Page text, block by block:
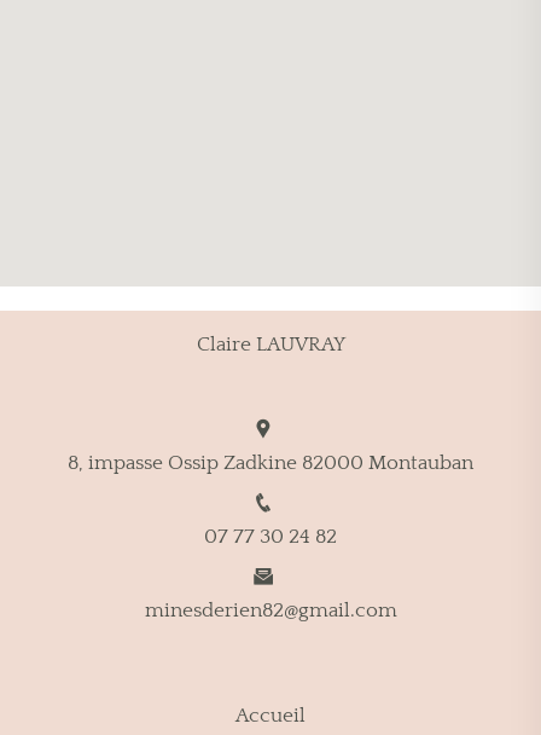
Claire LAUVRAY
8, impasse Ossip Zadkine 82000 Montauban
07 77 30 24 82
minesderien82@gmail.com
Accueil